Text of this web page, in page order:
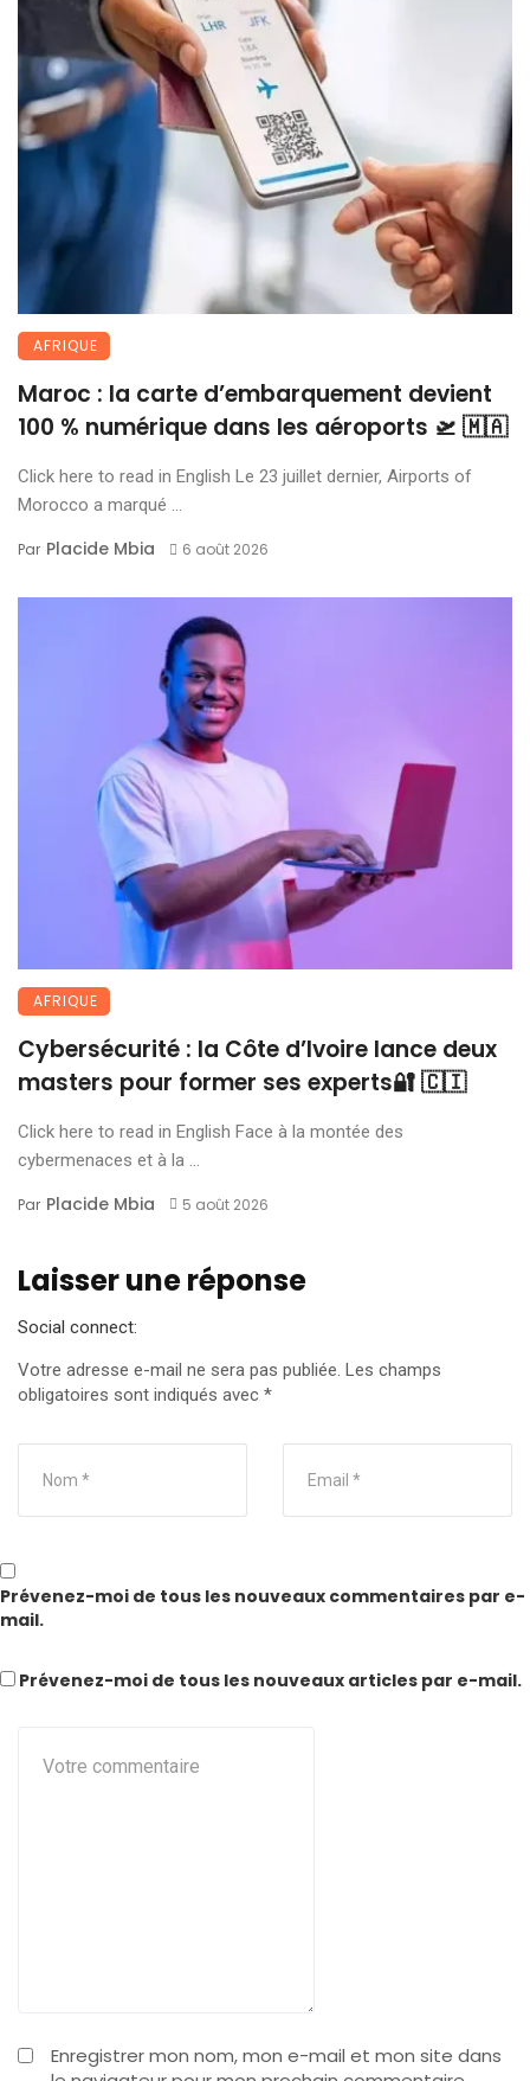
AFRIQUE
Maroc : la carte d’embarquement devient
100 % numérique dans les aéroports 🛫 🇲🇦
Click here to read in English Le 23 juillet dernier, Airports of
Morocco a marqué ...
Par Placide Mbia 6 août 2026
AFRIQUE
Cybersécurité : la Côte d’Ivoire lance deux
masters pour former ses experts🔐 🇨🇮
Click here to read in English Face à la montée des
cybermenaces et à la ...
Par Placide Mbia 5 août 2026
Laisser une réponse
Social connect:
Votre adresse e-mail ne sera pas publiée. Les champs
obligatoires sont indiqués avec *
Enregistrer mon nom, mon e-mail et mon site dans
Prévenez-moi de tous les nouveaux commentaires par e-
mail.
Prévenez-moi de tous les nouveaux articles par e-mail.